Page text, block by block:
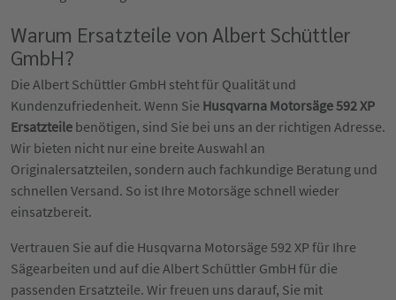
Warum Ersatzteile von Albert Schüttler
GmbH?
Die Albert Schüttler GmbH steht für Qualität und
Kundenzufriedenheit. Wenn Sie Husqvarna Motorsäge 592 XP
Ersatzteile benötigen, sind Sie bei uns an der richtigen Adresse.
Wir bieten nicht nur eine breite Auswahl an
Originalersatzteilen, sondern auch fachkundige Beratung und
schnellen Versand. So ist Ihre Motorsäge schnell wieder
einsatzbereit.
Vertrauen Sie auf die Husqvarna Motorsäge 592 XP für Ihre
Sägearbeiten und auf die Albert Schüttler GmbH für die
passenden Ersatzteile. Wir freuen uns darauf, Sie mit